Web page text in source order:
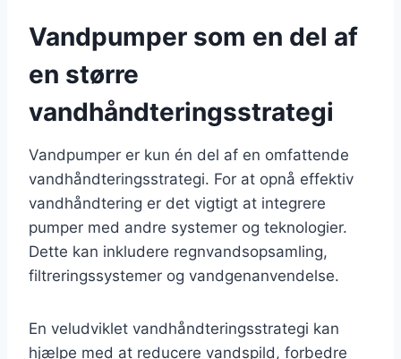
Vandpumper som en del af
en større
vandhåndteringsstrategi
Vandpumper er kun én del af en omfattende
vandhåndteringsstrategi. For at opnå effektiv
vandhåndtering er det vigtigt at integrere
pumper med andre systemer og teknologier.
Dette kan inkludere regnvandsopsamling,
filtreringssystemer og vandgenanvendelse.
En veludviklet vandhåndteringsstrategi kan
hjælpe med at reducere vandspild, forbedre